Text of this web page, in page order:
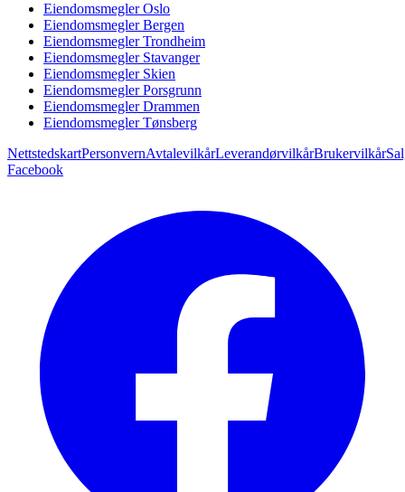
Eiendomsmegler Oslo
Eiendomsmegler Bergen
Eiendomsmegler Trondheim
Eiendomsmegler Stavanger
Eiendomsmegler Skien
Eiendomsmegler Porsgrunn
Eiendomsmegler Drammen
Eiendomsmegler Tønsberg
NettstedskartPersonvernAvtalevilkårLeverandørvilkårBrukervilkår
Facebook